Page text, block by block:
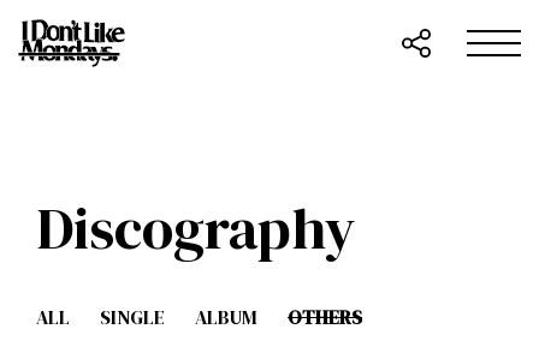
Discography
ALL SINGLE ALBUM OTHERS